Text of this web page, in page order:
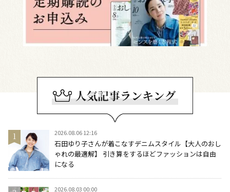
2026.08.06 12:16
石田ゆり子さんが着こなすデニムスタイル【大人のおし
ゃれの最適解】 引き算をするほどファッションは自由
になる
2026.08.03 00:00